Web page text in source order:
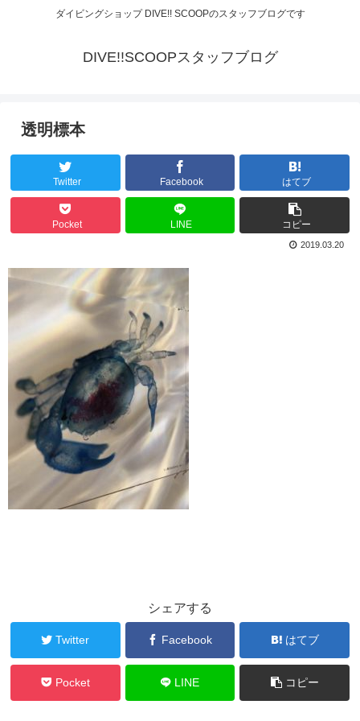
ダイビングショップ DIVE!! SCOOPのスタッフブログです
DIVE!!SCOOPスタッフブログ
透明標本
Twitter Facebook はてブ
Pocket LINE コピー
2019.03.20
シェアする
Twitter Facebook はてブ
Pocket LINE コピー